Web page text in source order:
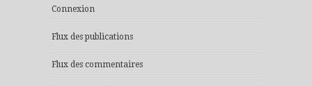
Connexion
Flux des publications
Flux des commentaires